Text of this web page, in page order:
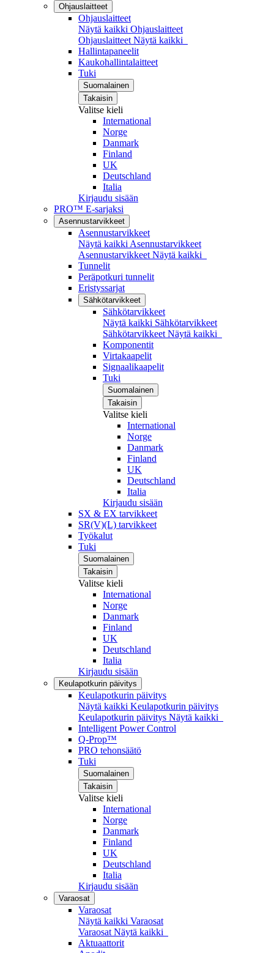
Ohjauslaitteet
Ohjauslaitteet
Näytä kaikki Ohjauslaitteet
Ohjauslaitteet Näytä kaikki
Hallintapaneelit
Kaukohallintalaitteet
Tuki
Suomalainen
Takaisin
Valitse kieli
International
Norge
Danmark
Finland
UK
Deutschland
Italia
Kirjaudu sisään
PRO™ E-sarjaksi
Asennustarvikkeet
Asennustarvikkeet
Näytä kaikki Asennustarvikkeet
Asennustarvikkeet Näytä kaikki
Tunnelit
Peräpotkuri tunnelit
Eristyssarjat
Sähkötarvikkeet
Sähkötarvikkeet
Näytä kaikki Sähkötarvikkeet
Sähkötarvikkeet Näytä kaikki
Komponentit
Virtakaapelit
Signaalikaapelit
Tuki
Suomalainen
Takaisin
Valitse kieli
International
Norge
Danmark
Finland
UK
Deutschland
Italia
Kirjaudu sisään
SX & EX tarvikkeet
SR(V)(L) tarvikkeet
Työkalut
Tuki
Suomalainen
Takaisin
Valitse kieli
International
Norge
Danmark
Finland
UK
Deutschland
Italia
Kirjaudu sisään
Keulapotkurin päivitys
Keulapotkurin päivitys
Näytä kaikki Keulapotkurin päivitys
Keulapotkurin päivitys Näytä kaikki
Intelligent Power Control
Q-Prop™
PRO tehonsäätö
Tuki
Suomalainen
Takaisin
Valitse kieli
International
Norge
Danmark
Finland
UK
Deutschland
Italia
Kirjaudu sisään
Varaosat
Varaosat
Näytä kaikki Varaosat
Varaosat Näytä kaikki
Aktuaattorit